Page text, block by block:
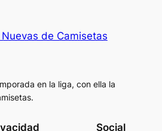
de Camisetas
en la liga, con ella la
Social